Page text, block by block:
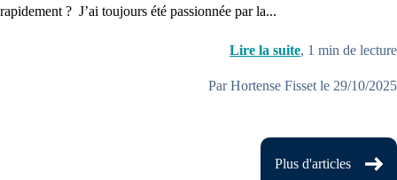
rapidement ? J’ai toujours été passionnée par la...
Lire la suite, 1 min de lecture
Par Hortense Fisset le 29/10/2025
Plus d'articles